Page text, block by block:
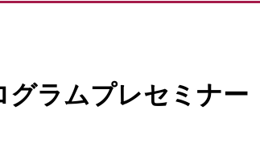
ラムプレセミナー